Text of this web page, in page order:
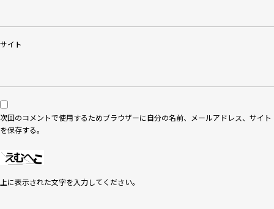
サイト
次回のコメントで使用するためブラウザーに自分の名前、メールアドレス、サイト
を保存する。
上に表示された文字を入力してください。